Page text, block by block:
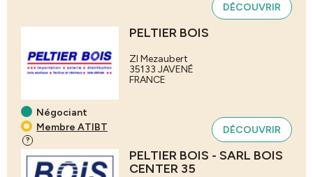
DÉCOUVRIR
Négociant
Membre ATIBT
?
PELTIER BOIS
ZI Mezaubert
35133 JAVENÉ
FRANCE
DÉCOUVRIR
PELTIER BOIS - SARL BOIS
CENTER 35